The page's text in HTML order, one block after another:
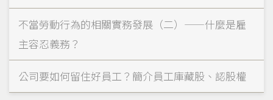
不當勞動行為的相關實務發展（二）——什麼是雇
主容忍義務？
公司要如何留住好員工？簡介員工庫藏股、認股權